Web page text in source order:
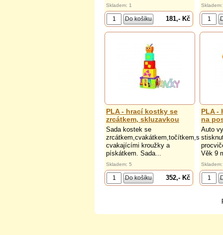
Skladem: 1
181,- Kč
PLA - hrací kostky se
zrcátkem, skluzavkou
Sada kostek se
cvakajícími kroužky a
pískátkem. Sada...
Skladem: 5
352,- Kč
PLA -
na
Auto
Věk 9